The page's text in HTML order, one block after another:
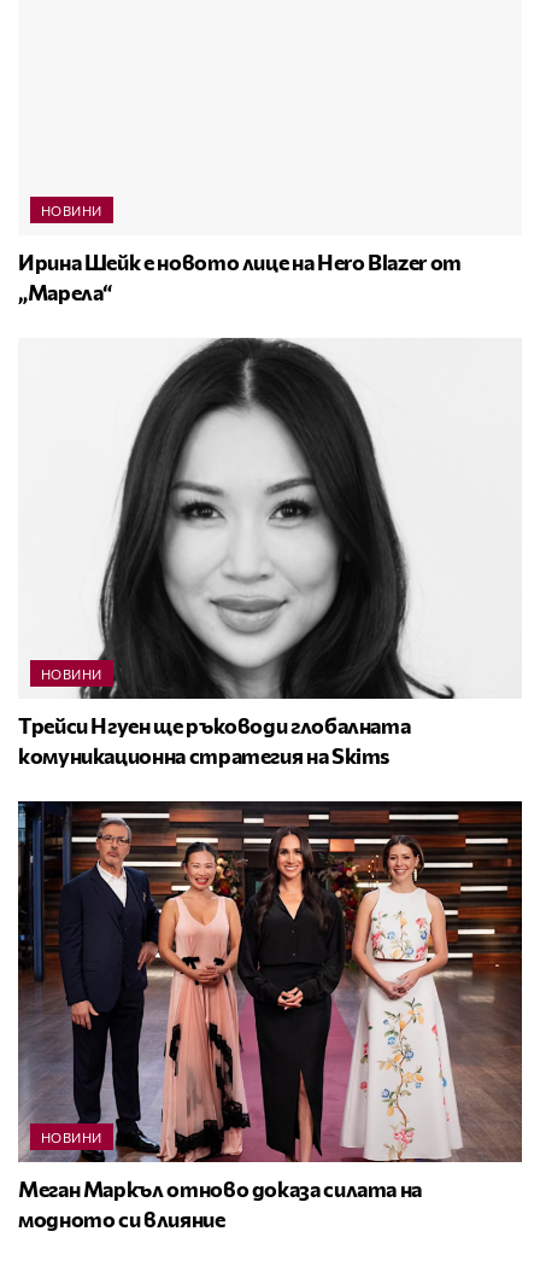
НОВИНИ
Ирина Шейк е новото лице на Hero Blazer от
„Марела“
НОВИНИ
Трейси Нгуен ще ръководи глобалната
комуникационна стратегия на Skims
НОВИНИ
Меган Маркъл отново доказа силата на
модното си влияние